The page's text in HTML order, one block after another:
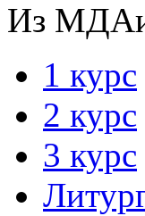
Из
1 курс
2 курс
3 курс